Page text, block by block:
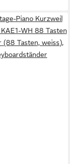
Piano Kurzweil
WH 88 Tasten
(88 Tasten, weiss),